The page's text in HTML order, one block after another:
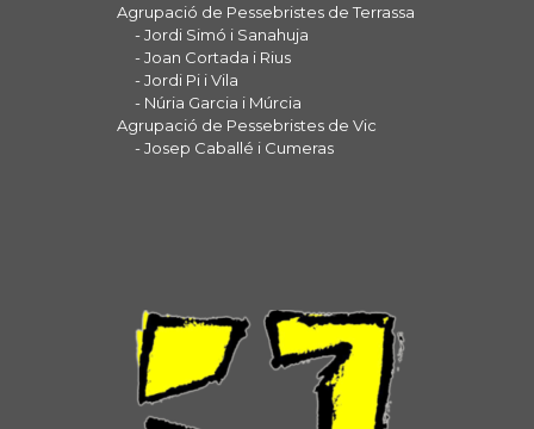
Agrupació de Pessebristes de Terrassa
- Jordi Simó i Sanahuja
- Joan Cortada i Rius
- Jordi Pi i Vila
- Núria Garcia i Múrcia
Agrupació de Pessebristes de Vic
- Josep Caballé i Cumeras